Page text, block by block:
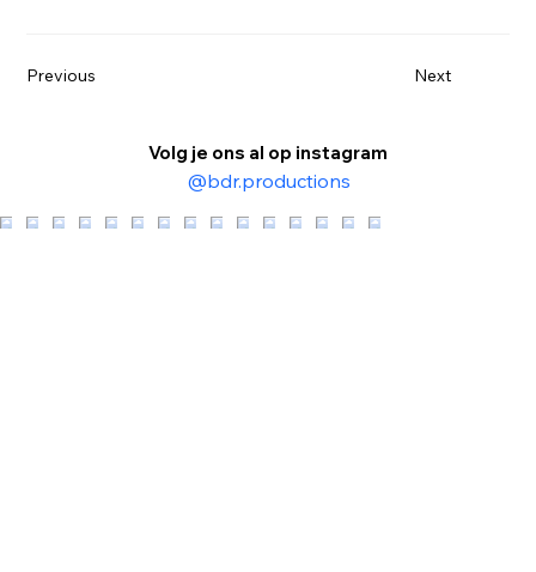
Previous Next
Volg je ons al op instagram
@bdr.productions